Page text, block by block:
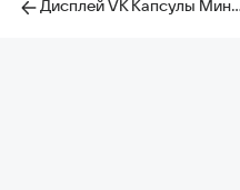
Дисплей VK Капсулы Мини и VK Капсулы Нео